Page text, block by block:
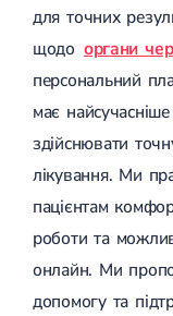
для точних
щодо органи
персональний
має
здійснювати
лікування. Ми
пацієнтам
роботи та
онлайн. Ми
допомогу та